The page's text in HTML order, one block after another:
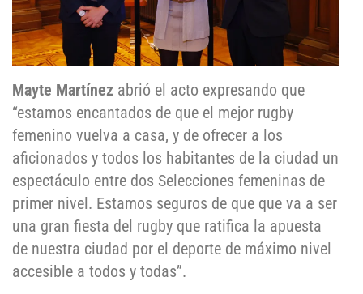
Mayte Martínez abrió el acto expresando que
“estamos encantados de que el mejor rugby
femenino vuelva a casa, y de ofrecer a los
aficionados y todos los habitantes de la ciudad un
espectáculo entre dos Selecciones femeninas de
primer nivel. Estamos seguros de que que va a ser
una gran fiesta del rugby que ratifica la apuesta
de nuestra ciudad por el deporte de máximo nivel
accesible a todos y todas”.